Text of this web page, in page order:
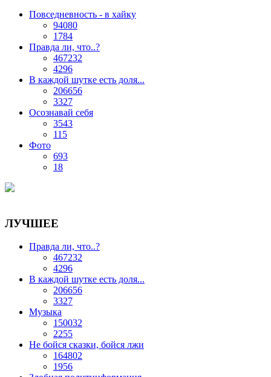
Повседневность - в хайку
94080
1784
Правда ли, что..?
467232
4296
В каждой шутке есть доля...
206656
3327
Осознавай себя
3543
115
Фото
693
18
ЛУЧШЕЕ
Правда ли, что..?
467232
4296
В каждой шутке есть доля...
206656
3327
Музыка
150032
2255
Не бойся сказки, бойся лжи
164802
1956